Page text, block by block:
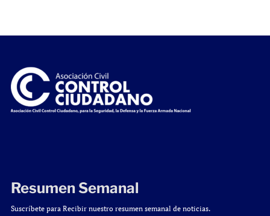
Resumen Semanal
Suscríbete para Recibir nuestro resumen semanal de noticias.